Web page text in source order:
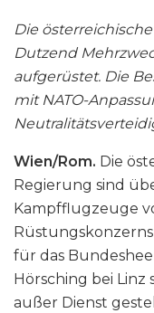
Die
Dutzend
aufgerüstet. Die
mit NATO-
Wien/Rom. Die
Regierung sind
Kampfflugzeuge
für das
Hörsching bei
außer Dienst